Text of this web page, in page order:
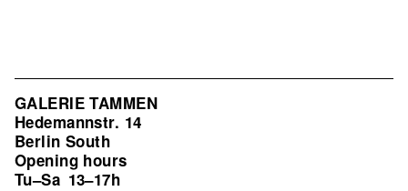
GALERIE TAMMEN
Hedemannstr. 14
Berlin South
Opening hours
Tu–Sa 13–17h